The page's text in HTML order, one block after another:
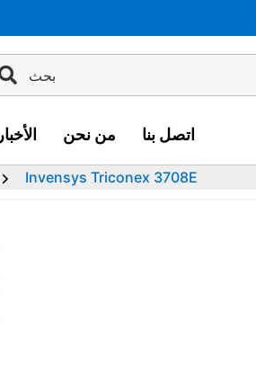
بحث
الأخبار من نحن اتصل بنا
Invensys Triconex 3708E